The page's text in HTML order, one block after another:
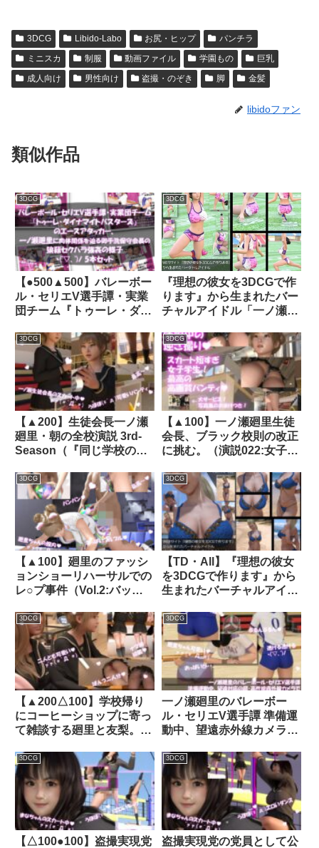
3DCG Libido-Labo お尻・ヒップ
パンチラ
ミニスカ
制服 動画ファイル 学園もの
巨乳
成人向け
男性向け 盗撮・のぞき 脚 金髪
libidoファン
類似作品
3DCG
【●500▲500】バレーボー
ル・セリエV選手譚・実業
団チーム『トゥーレ・ダイ
ースアタッカー、一ノ瀬廻
里に肉体関係を迫る御手洗
保守会長の狼藉セクハラ強
●の様子（01〜05までの五
本セット！）｜d_483377│
Libido-Labo
3DCG
『理想の彼女を3DCGで作
ります』から生まれたバー
チャルアイドル「一ノ瀬廻
陸上競技風写真
集:Uniform_08｜
d_761222
3DCG
【▲200】生徒会長一ノ瀬
廻里・朝の全校演説 3rd-
Season（『同じ学校の生
慨！！パンティー返せ〜』
PV18:ニーソに黒パンティ
ー編）｜d_481526│
Libido-Labo
3DCG
【▲100】一ノ瀬廻里生徒
会長、ブラック校則の改正
に挑む。（演説022:女子ロ
ンドームが発見されたこと
について）｜d_319485│
Libido-Labo
3DCG
【▲100】廻里のファッシ
ョンショーリハーサルでの
レ○プ事件（Vol.2:バッ
Labo
3DCG
【TD・All】『理想の彼女
を3DCGで作ります』から
生まれたバーチャルアイド
真集:Sylvia-03（シルヴィ
ア03）｜d_201136│
Libido-Labo
3DCG
【▲200△100】学校帰り
にコーヒーショップに寄っ
て雑談する廻里と友梨。
氏に直接会えない時のテレ
フォンSEXについて）｜
d_300876│ Libido-Labo
3DCG
一ノ瀬廻里のバレーボー
ル・セリエV選手譚 準備運
動中、望遠赤外線カメラで
で下着を透視・さらにズー
ムで盗撮される（BV02純
白下着-後ろ側）｜
d_474790│ Libido-Labo
3DCG
【△100●100】盗撮実現党
3DCG
盗撮実現党の党員として公